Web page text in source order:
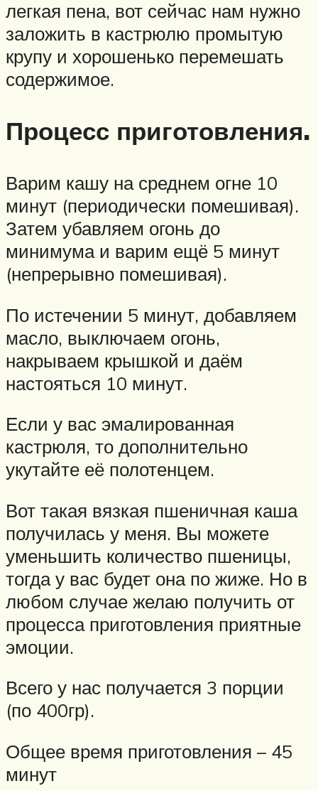
легкая пена, вот сейчас нам нужно
заложить в кастрюлю промытую
крупу и хорошенько перемешать
содержимое.
Процесс приготовления.
Варим кашу на среднем огне 10
минут (периодически помешивая).
Затем убавляем огонь до
минимума и варим ещё 5 минут
(непрерывно помешивая).
По истечении 5 минут, добавляем
масло, выключаем огонь,
накрываем крышкой и даём
настояться 10 минут.
Если у вас эмалированная
кастрюля, то дополнительно
укутайте её полотенцем.
Вот такая вязкая пшеничная каша
получилась у меня. Вы можете
уменьшить количество пшеницы,
тогда у вас будет она по жиже. Но в
любом случае желаю получить от
процесса приготовления приятные
эмоции.
Всего у нас получается 3 порции
(по 400гр).
Общее время приготовления – 45
минут